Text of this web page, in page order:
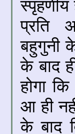
प्रति
बहुगुनी
के बाद
होगा
आ ही
के बाद